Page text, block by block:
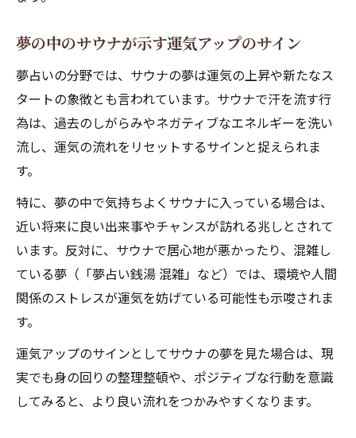
夢の中のサウナが示す運気アップのサイン
夢占いの分野では、サウナの夢は運気の上昇や新たなス
タートの象徴とも言われています。サウナで汗を流す行
為は、過去のしがらみやネガティブなエネルギーを洗い
流し、運気の流れをリセットするサインと捉えられま
す。
特に、夢の中で気持ちよくサウナに入っている場合は、
近い将来に良い出来事やチャンスが訪れる兆しとされて
います。反対に、サウナで居心地が悪かったり、混雑し
ている夢（「夢占い銭湯 混雑」など）では、環境や人間
関係のストレスが運気を妨げている可能性も示唆されま
す。
運気アップのサインとしてサウナの夢を見た場合は、現
実でも身の回りの整理整頓や、ポジティブな行動を意識
してみると、より良い流れをつかみやすくなります。